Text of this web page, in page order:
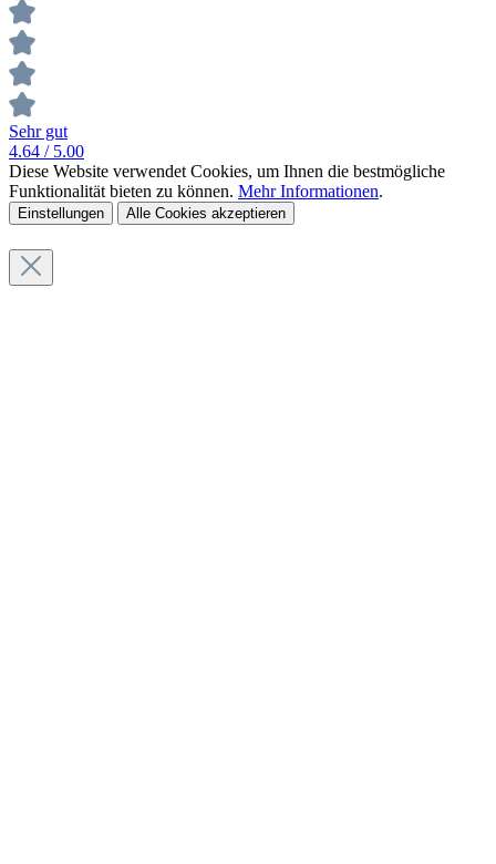
Sehr gut
4.64 / 5.00
Diese Website verwendet Cookies, um Ihnen die bestmögliche
Funktionalität bieten zu können. Mehr Informationen.
Einstellungen Alle Cookies akzeptieren